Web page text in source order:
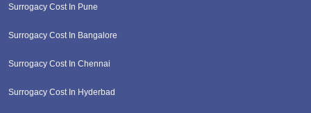
Surrogacy Cost In Pune
Surrogacy Cost In Bangalore
Surrogacy Cost In Chennai
Surrogacy Cost In Hyderbad